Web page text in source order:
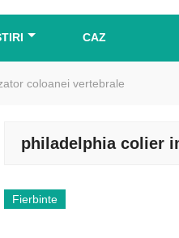
CAZ
coloanei vertebrale
philadelphia colier
Fierbinte